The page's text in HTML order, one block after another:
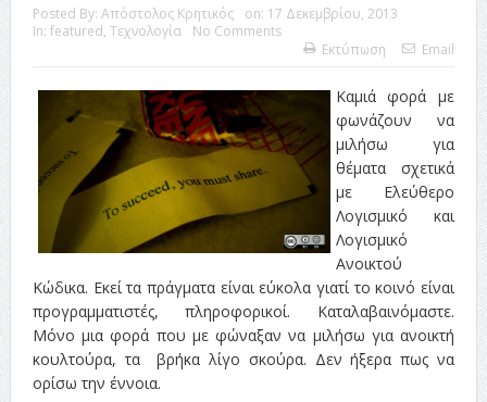
Posted By: Απόστολος Κρητικός on: 17 Δεκεμβρίου, 2013
In: featured, Τεχνολογία
No Comments
Εκτύπωση
Email
Καμιά φορά με
φωνάζουν να
μιλήσω για
θέματα σχετικά
με Ελεύθερο
Λογισμικό και
Λογισμικό
Ανοικτού
Κώδικα. Εκεί τα πράγματα είναι εύκολα γιατί το κοινό είναι
προγραμματιστές, πληροφορικοί. Καταλαβαινόμαστε.
Μόνο μια φορά που με φώναξαν να μιλήσω για ανοικτή
κουλτούρα, τα βρήκα λίγο σκούρα. Δεν ήξερα πως να
ορίσω την έννοια.